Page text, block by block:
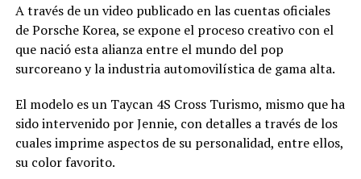
A través de un video publicado en las cuentas oficiales
de Porsche Korea, se expone el proceso creativo con el
que nació esta alianza entre el mundo del pop
surcoreano y la industria automovilística de gama alta.
El modelo es un Taycan 4S Cross Turismo, mismo que ha
sido intervenido por Jennie, con detalles a través de los
cuales imprime aspectos de su personalidad, entre ellos,
su color favorito.